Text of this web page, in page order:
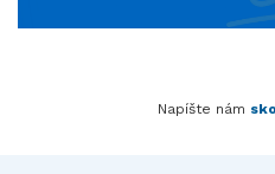
Napíšte nám